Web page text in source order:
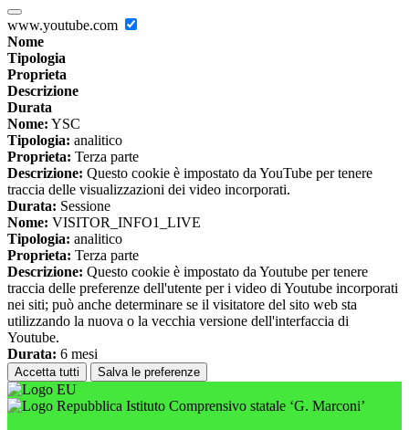
www.youtube.com
Nome
Tipologia
Proprieta
Descrizione
Durata
Nome: YSC
Tipologia: analitico
Proprieta: Terza parte
Descrizione: Questo cookie è impostato da YouTube per tenere
traccia delle visualizzazioni dei video incorporati.
Durata: Sessione
Nome: VISITOR_INFO1_LIVE
Tipologia: analitico
Proprieta: Terza parte
Descrizione: Questo cookie è impostato da Youtube per tenere
traccia delle preferenze dell'utente per i video di Youtube incorporati
nei siti; può anche determinare se il visitatore del sito web sta
utilizzando la nuova o la vecchia versione dell'interfaccia di
Youtube.
Durata: 6 mesi
Accetta tutti Salva le preferenze
Istituto Comprensivo statale ‘G. Marconi’